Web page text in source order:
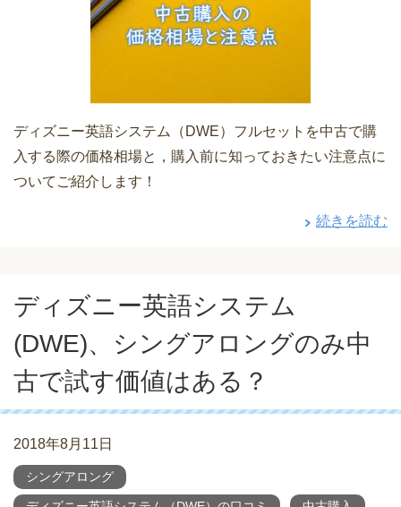
ディズニー英語システム（DWE）フルセットを中古で購
入する際の価格相場と，購入前に知っておきたい注意点に
ついてご紹介します！
続きを読む
ディズニー英語システム
(DWE)、シングアロングのみ中
古で試す価値はある？
2018年8月11日
シングアロング